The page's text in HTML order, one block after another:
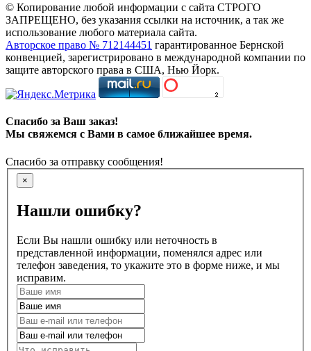
© Копирование любой информации с сайта СТРОГО
ЗАПРЕЩЕНО, без указания ссылки на источник, а так же
использование любого материала сайта.
Авторское право № 712144451 гарантированное Бернской
конвенцией, зарегистрировано в международной компании по
защите авторского права в США, Нью Йорк.
Спасибо за Ваш заказ!
Мы свяжемся с Вами в самое ближайшее время.
Спасибо за отправку сообщения!
×
Нашли ошибку?
Если Вы нашли ошибку или неточность в
представленной информации, поменялся адрес или
телефон заведения, то укажите это в форме ниже, и мы
исправим.